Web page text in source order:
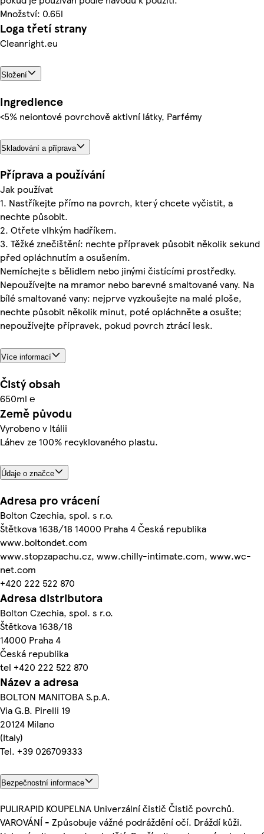
Množství: 0.65l
Loga třetí strany
Cleanright.eu
Složení
Ingredience
<5% neiontové povrchově aktivní látky, Parfémy
Skladování a příprava
Příprava a používání
Jak používat
1. Nastříkejte přímo na povrch, který chcete vyčistit, a
nechte působit.
2. Otřete vlhkým hadříkem.
3. Těžké znečištění: nechte přípravek působit několik sekund
před opláchnutím a osušením.
Nemíchejte s bělidlem nebo jinými čistícími prostředky.
Nepoužívejte na mramor nebo barevné smaltované vany. Na
bílé smaltované vany: nejprve vyzkoušejte na malé ploše,
nechte působit několik minut, poté opláchněte a osušte;
nepoužívejte přípravek, pokud povrch ztrácí lesk.
Více informací
Čistý obsah
650ml ℮
Země původu
Vyrobeno v Itálii
Láhev ze 100% recyklovaného plastu.
Údaje o značce
Adresa pro vrácení
Bolton Czechia, spol. s r.o.
Štětkova 1638/18 14000 Praha 4 Česká republika
www.boltondet.com
www.stopzapachu.cz, www.chilly-intimate.com, www.wc-
net.com
+420 222 522 870
Adresa distributora
Bolton Czechia, spol. s r.o.
Štětkova 1638/18
14000 Praha 4
Česká republika
tel +420 222 522 870
Název a adresa
BOLTON MANITOBA S.p.A.
Via G.B. Pirelli 19
20124 Milano
(Italy)
Tel. +39 026709333
Bezpečnostní informace
PULIRAPID KOUPELNA Univerzální čistič Čistič povrchů.
VAROVÁNÍ - Způsobuje vážné podráždění očí. Dráždí kůži.